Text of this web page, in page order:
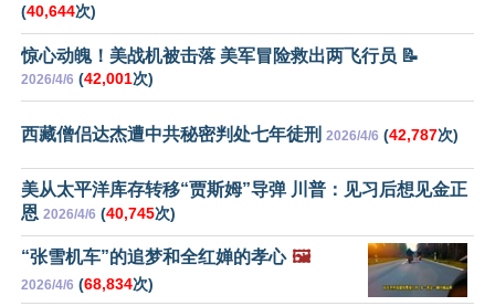
(40,644次)
惊心动魄！美战机被击落 美军冒险救出两飞行员 📝
2026/4/6 (42,001次)
西藏僧侣达杰遭中共秘密判处七年徒刑 2026/4/6 (42,787次)
美从太平洋库存转移“贾斯姆”导弹 川普：见习后想见金正
恩 2026/4/6 (40,745次)
“张雪机车”的追梦和全红婵的孝心 🖼️
2026/4/6 (68,834次)